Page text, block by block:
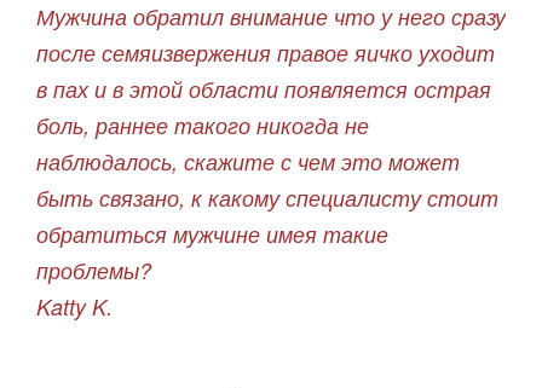
Мужчина обратил внимание что у него сразу
после семяизвержения правое яичко уходит
в пах и в этой области появляется острая
боль, раннее такого никогда не
наблюдалось, скажите с чем это может
быть связано, к какому специалисту стоит
обратиться мужчине имея такие
проблемы?
Katty K.